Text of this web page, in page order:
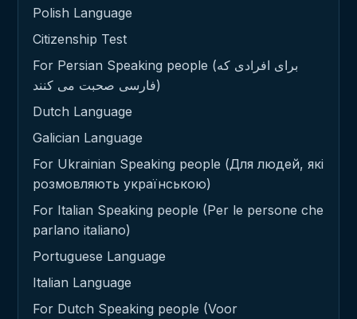
Polish Language
Citizenship Test
For Persian Speaking people (برای افرادی که
فارسی صحبت می کنند)
Dutch Language
Galician Language
For Ukrainian Speaking people (Для людей, які
розмовляють українською)
For Italian Speaking people (Per le persone che
parlano italiano)
Portuguese Language
Italian Language
For Dutch Speaking people (Voor